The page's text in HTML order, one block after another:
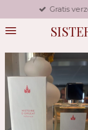
direct
naar
hoofdinhoud
Gratis